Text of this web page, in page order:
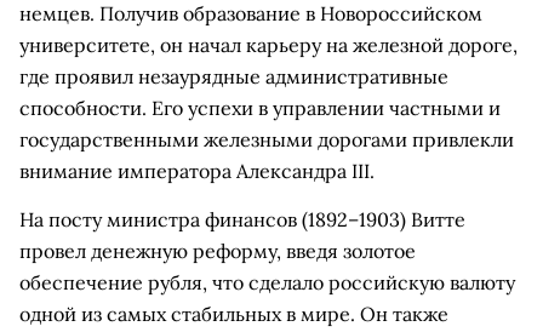
немцев. Получив образование в Новороссийском
университете, он начал карьеру на железной дороге,
где проявил незаурядные административные
способности. Его успехи в управлении частными и
государственными железными дорогами привлекли
внимание императора Александра III.
На посту министра финансов (1892–1903) Витте
провел денежную реформу, введя золотое
обеспечение рубля, что сделало российскую валюту
одной из самых стабильных в мире. Он также